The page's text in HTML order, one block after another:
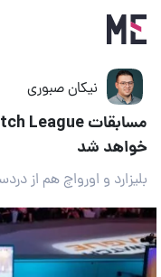
نیکان صبوری
خواهد شد
بلیزارد و اورواچ هم از